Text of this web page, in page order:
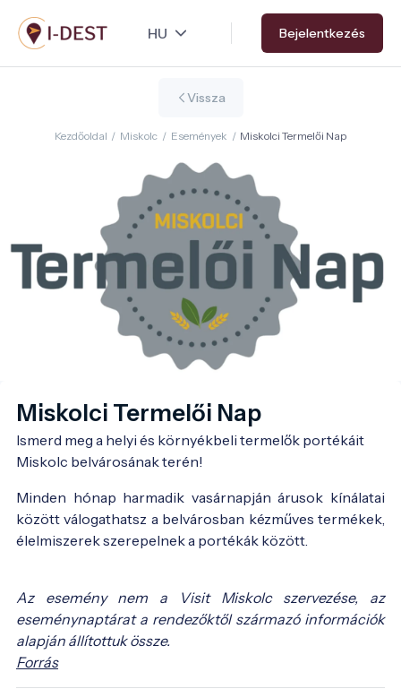
Ugrás
a
tartalomra
Bejelentkezés
Vissza
Kezdőoldal / Miskolc / Események / Miskolci Termelői Nap
Miskolci Termelői Nap
Ismerd meg a helyi és környékbeli termelők portékáit
Miskolc belvárosának terén!
Minden hónap harmadik vasárnapján árusok kínálatai
között válogathatsz a belvárosban kézműves termékek,
élelmiszerek szerepelnek a portékák között.
Az esemény nem a Visit Miskolc szervezése, az
eseménynaptárat a rendezőktől származó információk
alapján állítottuk össze.
Forrás